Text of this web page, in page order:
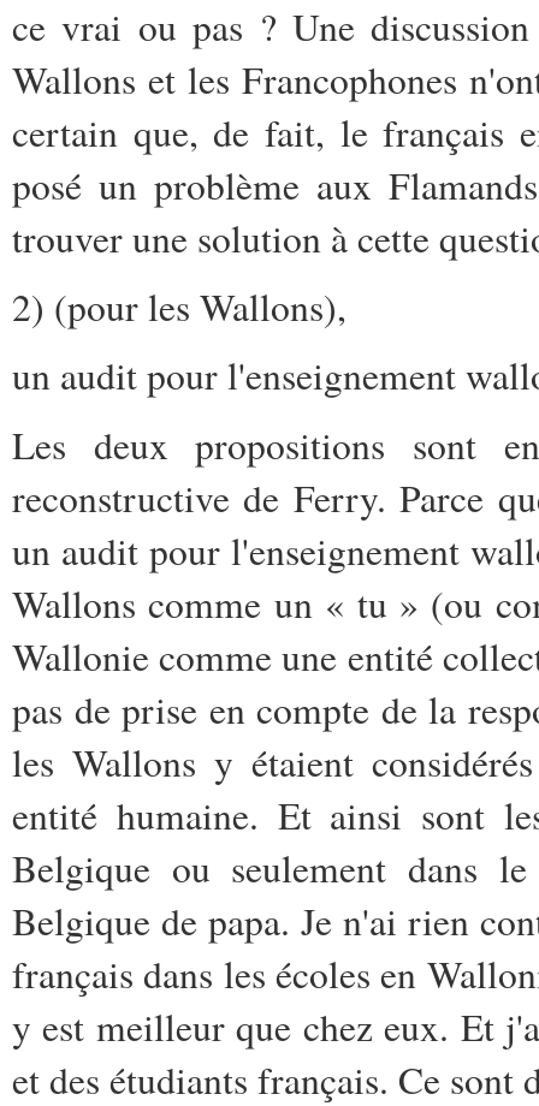
ce vrai ou pas ? Une
Wallons et les Francophones
certain que, de fait, le français
posé un problème aux
trouver une solution à cette
2) (pour les Wallons),
un audit pour l'enseignement
Les deux propositions sont
reconstructive de Ferry. Parce
un audit pour l'enseignement
Wallons comme un « tu » (ou
Wallonie comme une entité
pas de prise en compte de la
les Wallons y étaient
entité humaine. Et ainsi sont
Belgique ou seulement dans
Belgique de papa. Je n'ai rien
français dans les écoles en
y est meilleur que chez eux. Et
et des étudiants français. Ce sont